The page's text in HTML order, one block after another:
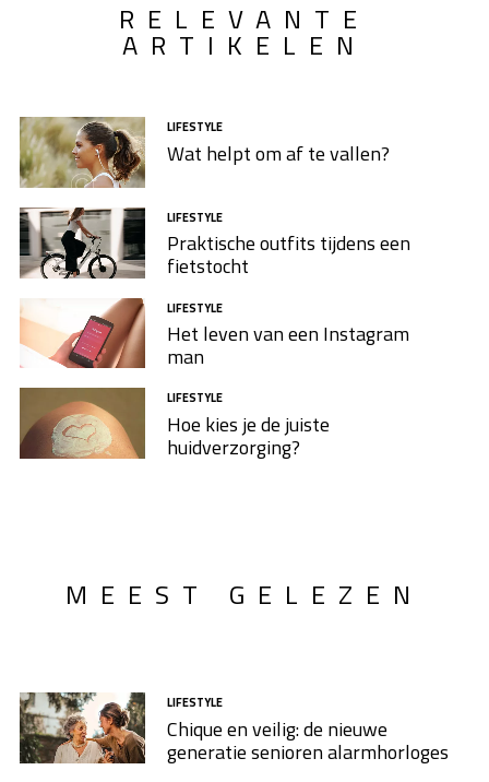
RELEVANTE
ARTIKELEN
LIFESTYLE
Wat helpt om af te vallen?
LIFESTYLE
Praktische outfits tijdens een
fietstocht
LIFESTYLE
Het leven van een Instagram
man
LIFESTYLE
Hoe kies je de juiste
huidverzorging?
MEEST GELEZEN
LIFESTYLE
Chique en veilig: de nieuwe
generatie senioren alarmhorloges